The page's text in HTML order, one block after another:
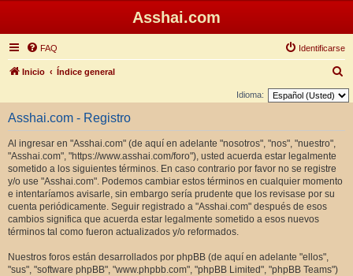
Asshai.com
FAQ Identificarse
Inicio Índice general
u
Idioma:
Asshai.com - Registro
Al ingresar en "Asshai.com" (de aquí en adelante "nosotros", "nos", "nuestro",
"Asshai.com", "https://www.asshai.com/foro"), usted acuerda estar legalmente
sometido a los siguientes términos. En caso contrario por favor no se registre
y/o use "Asshai.com". Podemos cambiar estos términos en cualquier momento
e intentaríamos avisarle, sin embargo sería prudente que los revisase por su
cuenta periódicamente. Seguir registrado a "Asshai.com" después de esos
cambios significa que acuerda estar legalmente sometido a esos nuevos
términos tal como fueron actualizados y/o reformados.
Nuestros foros están desarrollados por phpBB (de aquí en adelante "ellos",
"sus", "software phpBB", "www.phpbb.com", "phpBB Limited", "phpBB Teams")